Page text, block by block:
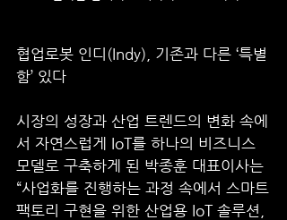
협업로봇 인디(Indy), 기존과 다른 ‘특별
함’ 있다
시장의 성장과 산업 트렌드의 변화 속에
서 자연스럽게 IoT를 하나의 비즈니스
모델로 구축하게 된 박종훈 대표이사는
“사업화를 진행하는 과정 속에서 스마트
팩토리 구현을 위한 산업용 IoT 솔루션,